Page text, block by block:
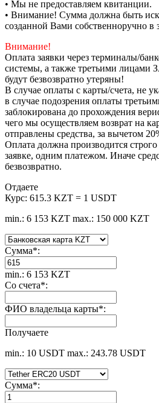
• Мы не предоставляем квитанции.
• Внимание! Сумма должна быть
созданной Вами собственноручно в
Внимание!
Оплата заявки через терминалы/
системы, а также третьими
будут безвозвратно утеряны!
В случае оплаты с карты/счета, не
в случае подозрения оплаты
заблокирована до прохождения
чего мы осуществляем возврат на
отправлены средства, за вычетом
Оплата должна производится
заявке, одним платежом. Иначе
безвозвратно.
Отдаете
Курс: 615.3 KZT = 1 USDT
min.: 6 153 KZT max.: 150 000 KZT
Сумма*:
min.: 6 153 KZT
Со счета*:
ФИО владельца карты*:
Получаете
min.: 10 USDT max.: 243.78 USDT
Сумма*: